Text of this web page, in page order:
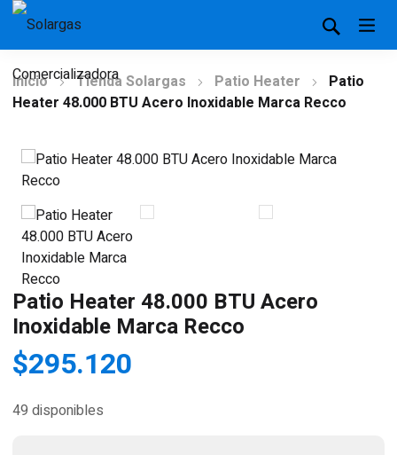
Inicio Tienda Solargas Patio Heater
Patio
Heater 48.000 BTU Acero Inoxidable Marca Recco
Patio Heater 48.000 BTU Acero
Inoxidable Marca Recco
$295.120
49 disponibles